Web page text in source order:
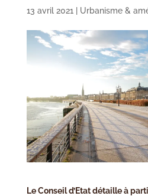
13 avril 2021 Urbanisme &
Le Conseil d’Etat détaille à